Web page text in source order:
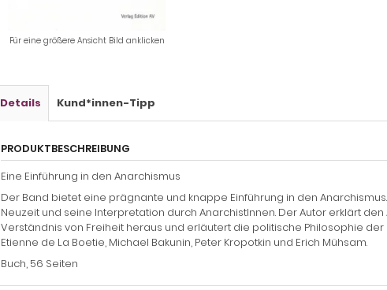
Für eine größere Ansicht Bild anklicken
Details Kund*innen-Tipp
PRODUKTBESCHREIBUNG
Eine Einführung in den Anarchismus
Der Band bietet eine prägnante und knappe Einführung in den
Neuzeit und seine Interpretation durch AnarchistInnen. Der Autor erklärt
Verständnis von Freiheit heraus und erläutert die politische Philosophie
Etienne de La Boetie, Michael Bakunin, Peter Kropotkin und Erich Mühsam.
Buch, 56 Seiten